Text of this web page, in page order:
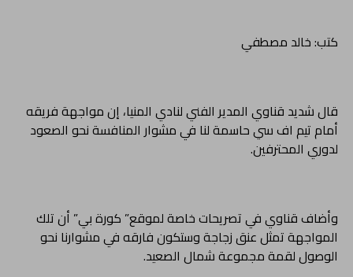
كتب: خالد مصطفي
قال شديد قناوي المدير الفني لنادي المنيا، إن مواجهة فريقه
أمام تيم اف سي حاسمة لنا في مشوار المنافسة نحو الصعود
لدوري المحترفين.
وأضاف قناوي في تصريحات خاصة لموقع” كورة بي” أن تلك
المواجهة تمثل عنق زجاجة وستكون فارقه في مشوارنا نحو
الوصول لقمة مجموعة شمال الصعيد.